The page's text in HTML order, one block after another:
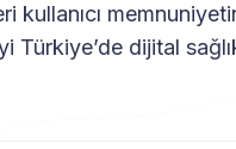
kullanıcı
Türkiye’de dijital